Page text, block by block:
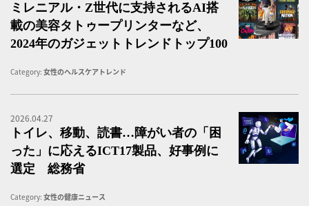
ミレニアル・Z世代に支持されるAI搭
載の美容タトゥープリンターなど、
2024年のガジェットトレンドトップ100
Category: 女性のヘルスケアトレンド
2026.04.27
トイレ、移動、読書…障がい者の「困
った」に応えるICT17製品、好事例に
選定 総務省
Category: 女性の健康ニュース